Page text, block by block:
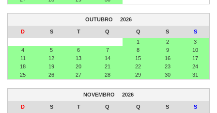
OUTUBRO 2026
D S T Q Q S
S
1
2
3
4
5 6 7 8 9
10
11
12 13 14 15 16
17
18
19 20 21 22 23
24
25
26 27 28 29 30 31
NOVEMBRO 2026
D S T Q Q S
S